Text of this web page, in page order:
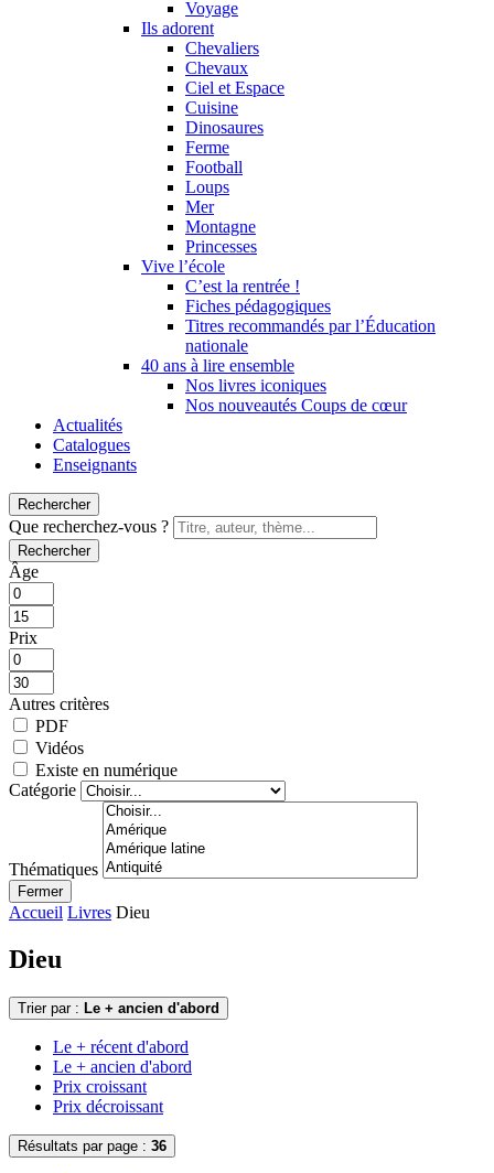
Voyage
Ils adorent
Chevaliers
Chevaux
Ciel et Espace
Cuisine
Dinosaures
Ferme
Football
Loups
Mer
Montagne
Princesses
Vive l’école
C’est la rentrée !
Fiches pédagogiques
Titres recommandés par l’Éducation
nationale
40 ans à lire ensemble
Nos livres iconiques
Nos nouveautés Coups de cœur
Actualités
Catalogues
Enseignants
Rechercher
Que recherchez-vous ?
Rechercher
Âge
Prix
Autres critères
PDF
Vidéos
Existe en numérique
Catégorie
Thématiques
Fermer
Accueil Livres Dieu
Dieu
Trier par : Le + ancien d'abord
Le + récent d'abord
Le + ancien d'abord
Prix croissant
Prix décroissant
Résultats par page : 36